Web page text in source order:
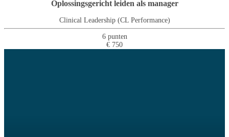
Oplossingsgericht leiden als manager
Clinical Leadership (CL Performance)
6 punten
€ 750